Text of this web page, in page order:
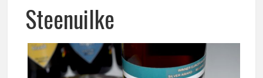
Steenuilke